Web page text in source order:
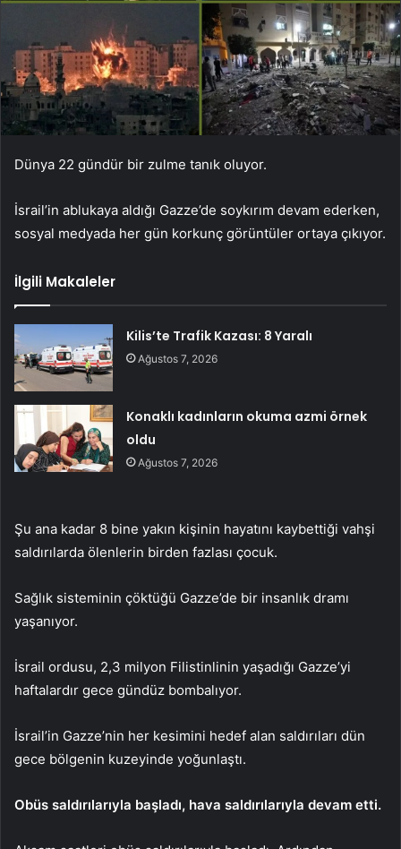
Dünya 22 gündür bir zulme tanık oluyor.
İsrail’in ablukaya aldığı Gazze’de soykırım devam ederken,
sosyal medyada her gün korkunç görüntüler ortaya çıkıyor.
İlgili Makaleler
Kilis’te Trafik Kazası: 8 Yaralı
Ağustos 7, 2026
Konaklı kadınların okuma azmi örnek
oldu
Ağustos 7, 2026
Şu ana kadar 8 bine yakın kişinin hayatını kaybettiği vahşi
saldırılarda ölenlerin birden fazlası çocuk.
Sağlık sisteminin çöktüğü Gazze’de bir insanlık dramı
yaşanıyor.
İsrail ordusu, 2,3 milyon Filistinlinin yaşadığı Gazze’yi
haftalardır gece gündüz bombalıyor.
İsrail’in Gazze’nin her kesimini hedef alan saldırıları dün
gece bölgenin kuzeyinde yoğunlaştı.
Obüs saldırılarıyla başladı, hava saldırılarıyla devam etti.